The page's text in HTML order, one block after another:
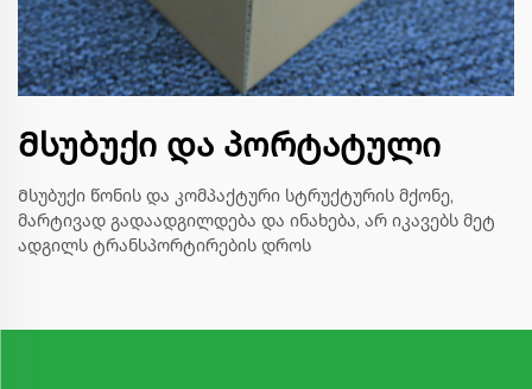
Მსუბუქი და პორტატული
Მსუბუქი წონის და კომპაქტური სტრუქტურის მქონე,
მარტივად გადაადგილდება და ინახება, არ იკავებს მეტ
ადგილს ტრანსპორტირების დროს